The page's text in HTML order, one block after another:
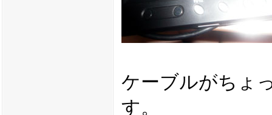
ケーブルがちょ
す。